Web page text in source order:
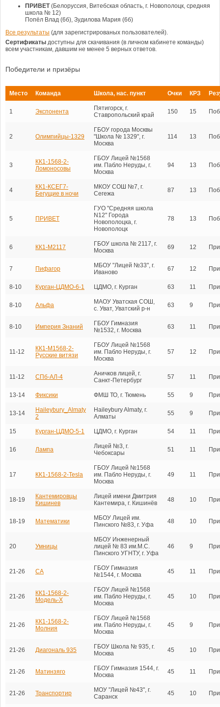
ПРИВЕТ(Белоруссия, Витебская область, г. Новополоцк, средняя
школа № 12)
Попёл Влад (6б), Зудилова Мария (6б)
Все результаты (для зарегистрированых пользователей).
Сертификаты доступны для скачивания (в личном кабинете команды)
всем участникам, давшим не менее 5 верных ответов.
Победители и призёры
Место Команда Школа, нас. пункт Очки КРЗ
1 Экспонента
Пятигорск, г.
Ставропольский край
150 15
2 Олимпийцы-1329
ГБОУ города Москвы
"Школа № 1329", г.
Москва
114 13
3
КК1-1568-2-
Ломоносовы
ГБОУ Лицей №1568
им. Пабло Неруды, г.
Москва
94 13
4
КК1-КСЕГ7-
Бегущие в ночи
МКОУ СОШ №7, г.
Сегежа
87 13
5 ПРИВЕТ
ГУО "Средняя школа
N12" Города
Новополоцка, г.
Новополоцк
78 13
6 КК1-М2117
ГБОУ школа № 2117, г.
Москва
69 12
7 Пифагор
МБОУ "Лицей №33", г.
Иваново
67 12
8-10 Курган-ЦДМО-6-1 ЦДМО, г. Курган 63 11
8-10 Альфа
МАОУ Уватская СОШ,
с. Уват, Уватский р-н
63 9
8-10 Империя Знаний
ГБОУ Гимназия
№1532, г. Москва
63 11
11-12
КК1-М1568-2-
Русские витязи
ГБОУ Лицей №1568
им. Пабло Неруды, г.
Москва
57 12
11-12 СПб-АЛ-4
Аничков лицей, г.
Санкт-Петербург
57 11
13-14 Фиксики ФМШ ТО, г. Тюмень 55 9
13-14
Haileybury_Almaty
2
Haileybury Almaty, г.
Алматы
55 9
15 Курган-ЦДМО-5-1 ЦДМО, г. Курган 54 11
16 Лампа
Лицей №3, г.
Чебоксары
51 11
17 КК1-1568-2-Tesla
ГБОУ Лицей №1568
им. Пабло Неруды, г.
Москва
49 11
18-19
Кантемировцы
Кишинев
Лицей имени Дмитрия
Кантемира, г. Кишинёв
48 10
18-19 Математики
МБОУ Лицей им.
Пинского №83, г. Уфа
48 10
20 Умницы
МБОУ Инженерный
лицей № 83 им.М.С.
Пинского УГНТУ, г. Уфа
46 9
21-26 СА
ГБОУ Гимназия
№1544, г. Москва
45 11
21-26
КК1-1568-2-
Модель-Х
ГБОУ Лицей №1568
им. Пабло Неруды, г.
Москва
45 10
21-26
КК1-1568-2-
Молния
ГБОУ Лицей №1568
им. Пабло Неруды, г.
Москва
45 9
21-26 Диагональ 935
ГБОУ Школа № 935, г.
Москва
45 10
21-26 Матинзяго
ГБОУ Гимназия 1544, г.
Москва
45 11
21-26 Транспортир
МОУ "Лицей №43", г.
Саранск
45 10